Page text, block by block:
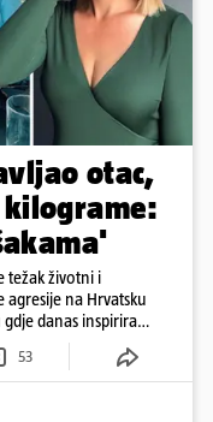
otac,
težak životni i
na Hrvatsku
danas inspirira
53